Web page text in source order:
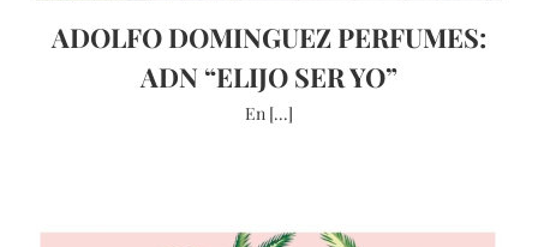
ADOLFO DOMINGUEZ PERFUMES:
ADN “ELIJO SER YO”
En [...]